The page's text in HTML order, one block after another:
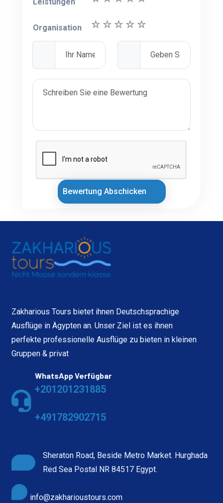
Organisation
Bewertung Abschicken
Zakharious Tours bietet ihnen Deutschsprachige
Ausflüge in Ägypten an. Unser Ziel ist es ihnen
perfekte professionelle Ausflüge zu bieten in kleinen
Gruppen & privat
WhatsApp Verfügbar
+201201231885
+491782902715
Sheraton Road, Beside Metro Market. Hurghada
Red Sea Postal NR 84517 Egypt.
info@zakharioustours.com